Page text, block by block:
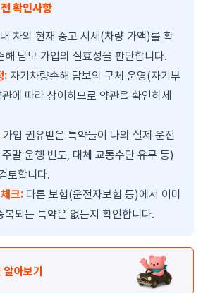
확인사항
내 차의 현재 중고 시세(차량 가액)를 확
해 담보 가입의 실효성을 판단합니다.
: 자기차량손해 담보의 구체 운영(자기부
에 따라 상이하므로 약관을 확인하세
가입 권유받은 특약들이 나의 실제 운전
말 운행 빈도, 대체 교통수단 유무 등)
토합니다.
크: 다른 보험(운전자보험 등)에서 이미
복되는 특약은 없는지 확인합니다.
아보기